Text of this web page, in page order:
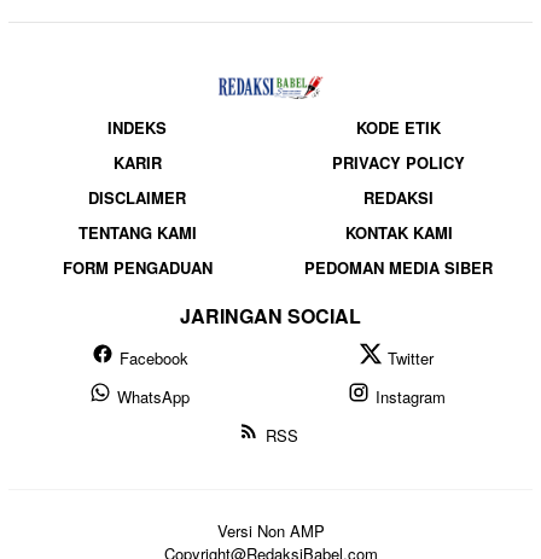
INDEKS
KODE ETIK
KARIR
PRIVACY POLICY
DISCLAIMER
REDAKSI
TENTANG KAMI
KONTAK KAMI
FORM PENGADUAN
PEDOMAN MEDIA SIBER
JARINGAN SOCIAL
Facebook
Twitter
WhatsApp
Instagram
RSS
Versi Non AMP
Copyright@RedaksiBabel.com